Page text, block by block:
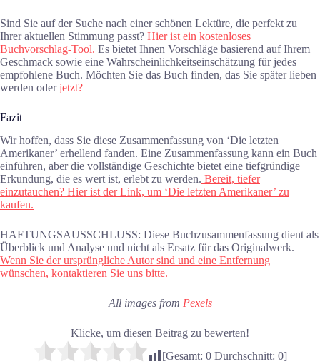
Sind Sie auf der Suche nach einer schönen Lektüre, die perfekt zu
Ihrer aktuellen Stimmung passt? Hier ist ein kostenloses
Buchvorschlag-Tool. Es bietet Ihnen Vorschläge basierend auf Ihrem
Geschmack sowie eine Wahrscheinlichkeitseinschätzung für jedes
empfohlene Buch. Möchten Sie das Buch finden, das Sie später lieben
werden oderjetzt?
Fazit
Wir hoffen, dass Sie diese Zusammenfassung von ‘Die letzten
Amerikaner’ erhellend fanden. Eine Zusammenfassung kann ein Buch
einführen, aber die vollständige Geschichte bietet eine tiefgründige
Erkundung, die es wert ist, erlebt zu werden. Bereit, tiefer
einzutauchen? Hier ist der Link, um ‘Die letzten Amerikaner’ zu
kaufen.
HAFTUNGSAUSSCHLUSS: Diese Buchzusammenfassung dient als
Überblick und Analyse und nicht als Ersatz für das Originalwerk.
Wenn Sie der ursprüngliche Autor sind und eine Entfernung
wünschen, kontaktieren Sie uns bitte.
All images from Pexels
Klicke, um diesen Beitrag zu bewerten!
[Gesamt: 0Durchschnitt: 0]